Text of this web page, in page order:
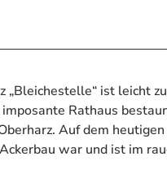
ist leicht zu
Rathaus
Auf dem heutigen
war und ist im